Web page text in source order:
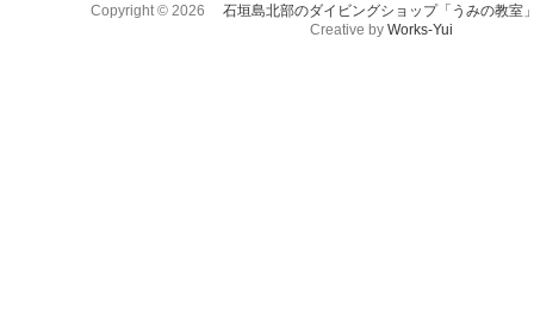
Copyright © 2026
石垣島北部のダイビングショップ「うみの教室
Creative by Works-Yui